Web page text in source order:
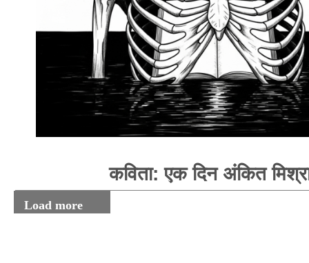
कविता: एक दिन अंकित
Load more